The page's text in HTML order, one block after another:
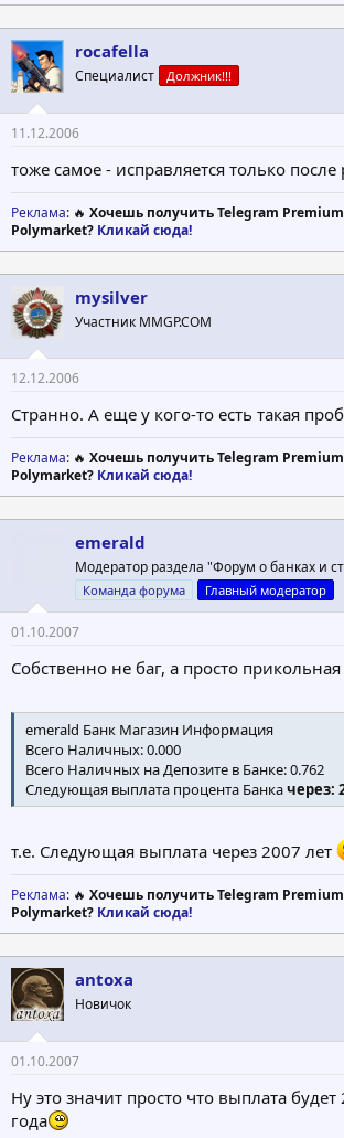
rocafella
Специалист Должник!!!
11.12.2006
тоже самое - исправляется только
Реклама: 🔥 Хочешь получить Telegram Premium
Polymarket? Кликай сюда!
mysilver
Участник MMGP.COM
12.12.2006
Странно. А еще у кого-то есть такая
Реклама: 🔥 Хочешь получить Telegram Premium
Polymarket? Кликай сюда!
emerald
Модератор раздела "Форум о банках и
Команда форума Главный модератор
01.10.2007
Собственно не баг, а просто прикольная
emerald Банк Магазин Информация
Всего Наличных: 0.000
Всего Наличных на Депозите в Банке: 0.762
Следующая выплата процента Банкачерез:
т.е. Следующая выплата через 2007 лет
Реклама: 🔥 Хочешь получить Telegram Premium
Polymarket? Кликай сюда!
antoxa
Новичок
01.10.2007
Ну это значит просто что выплата будет
года